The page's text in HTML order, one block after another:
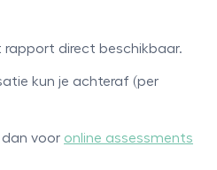
rapport direct beschikbaar.
kun je achteraf (per
voor online assessments